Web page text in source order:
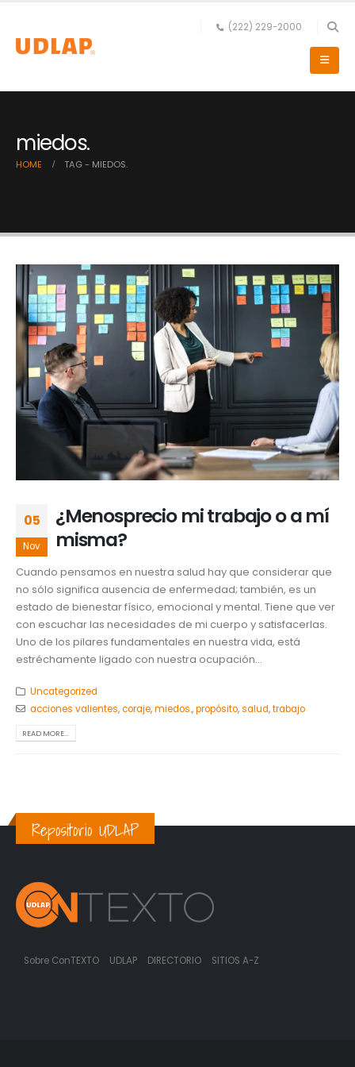
(222) 229-2000
miedos.
HOME TAG - MIEDOS.
05
Nov
¿Menosprecio mi trabajo o a mí
misma?
Cuando pensamos en nuestra salud hay que considerar que
no sólo significa ausencia de enfermedad; también, es un
estado de bienestar físico, emocional y mental. Tiene que ver
con escuchar las necesidades de mi cuerpo y satisfacerlas.
Uno de los pilares fundamentales en nuestra vida, está
estréchamente ligado con nuestra ocupación...
Uncategorized
acciones valientes,coraje,miedos.,propósito,salud,trabajo
READ MORE...
Repositorio UDLAP
Sobre ConTEXTO UDLAP DIRECTORIO SITIOS A-Z